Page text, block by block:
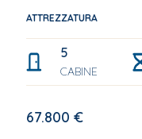
ATTREZZATURA
5
CABINE
67.800 €